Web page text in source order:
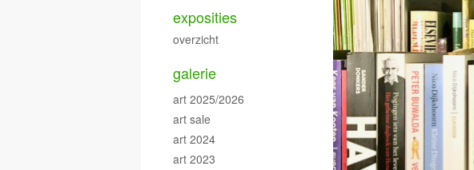
exposities
overzicht
galerie
art 2025/2026
art sale
art 2024
art 2023